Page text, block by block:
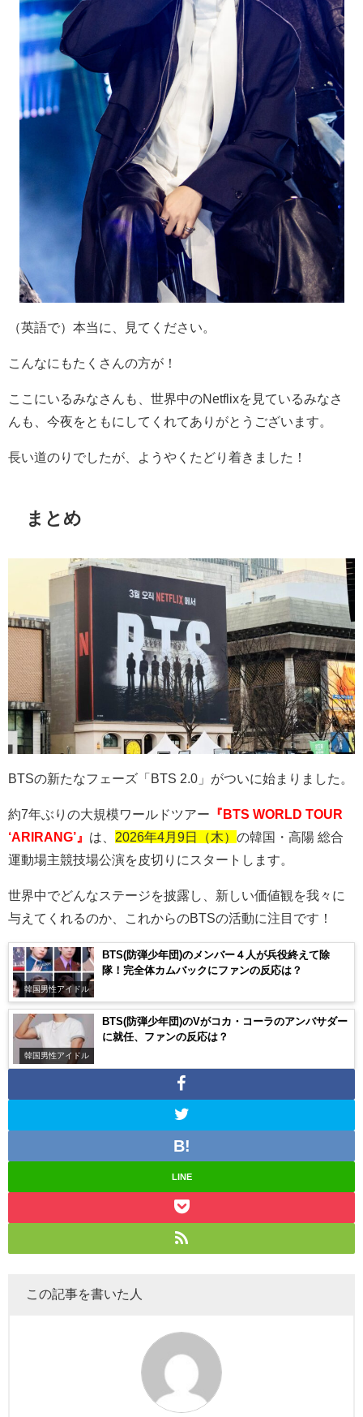
（英語で）本当に、見てください。
こんなにもたくさんの方が！
ここにいるみなさんも、世界中のNetflixを見ているみなさ
んも、今夜をともにしてくれてありがとうございます。
長い道のりでしたが、ようやくたどり着きました！
まとめ
BTSの新たなフェーズ「 BTS 2.0 」がついに始まりました。
約7年ぶりの大規模ワールドツアー 『BTS WORLD TOUR
‘ARIRANG’』 は、 2026年4月9日（木） の韓国・高陽 総合
運動場主競技場公演を皮切りにスタートします。
世界中でどんなステージを披露し、新しい価値観を我々に
与えてくれるのか、これからのBTSの活動に注目です！
韓国男性アイドル
BTS(防弾少年団)のメンバー４人が兵役終えて除
隊！完全体カムバックにファンの反応は？
韓国男性アイドル
BTS(防弾少年団)のVがコカ・コーラのアンバサダー
に就任、ファンの反応は？
LINE
この記事を書いた人